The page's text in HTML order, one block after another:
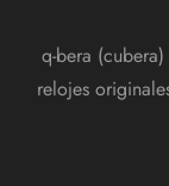
q-bera
relojes